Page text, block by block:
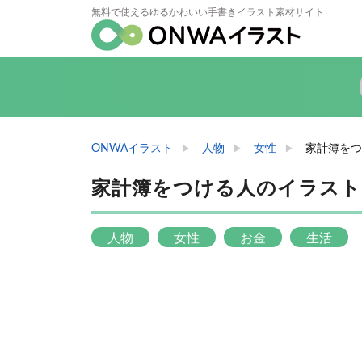
無料で使えるゆるかわいい手書きイラスト素材サイト
ONWAイラスト 人物 女性 家計簿を
家計簿をつける人のイラスト
人物 女性 お金 生活